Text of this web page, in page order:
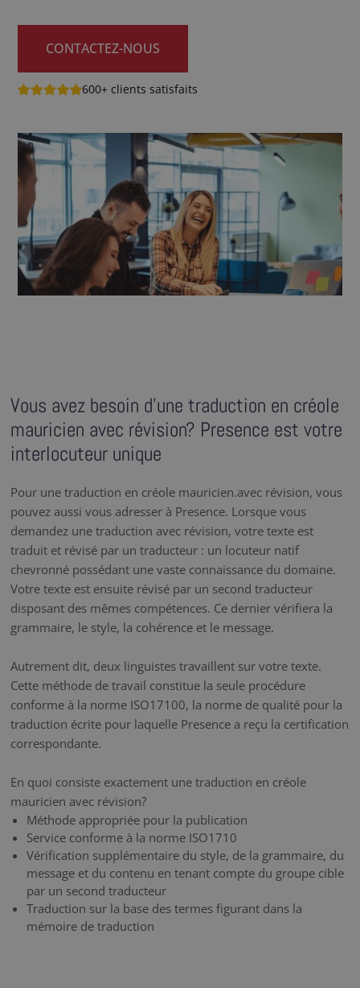
CONTACTEZ-NOUS
600+ clients satisfaits
Vous avez besoin d’une traduction en créole
mauricien avec révision? Presence est votre
interlocuteur unique
Pour une traduction en créole mauricien.avec révision, vous
pouvez aussi vous adresser à Presence. Lorsque vous
demandez une traduction avec révision, votre texte est
traduit et révisé par un traducteur : un locuteur natif
chevronné possédant une vaste connaissance du domaine.
Votre texte est ensuite révisé par un second traducteur
disposant des mêmes compétences. Ce dernier vérifiera la
grammaire, le style, la cohérence et le message.
Autrement dit, deux linguistes travaillent sur votre texte.
Cette méthode de travail constitue la seule procédure
conforme à la norme ISO17100, la norme de qualité pour la
traduction écrite pour laquelle Presence a reçu la certification
correspondante.
En quoi consiste exactement une traduction en créole
mauricien avec révision?
Méthode appropriée pour la publication
Service conforme à la norme ISO1710
Vérification supplémentaire du style, de la grammaire, du
message et du contenu en tenant compte du groupe cible
par un second traducteur
Traduction sur la base des termes figurant dans la
mémoire de traduction